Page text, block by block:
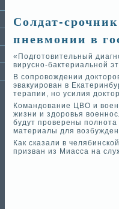
Солдат-
пневмонии в
«Подготовительный
вирусно-бактериальной
В сопровожде­нии
эвакуирован в
терапии, но усилия
Командование ЦВО и
жизни и здоровья
будут прове­рены полнота
материалы для
Как сказали в
призван из Миасса на